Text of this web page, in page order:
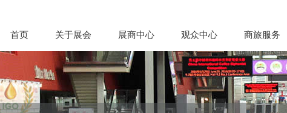
首页 关于展会 展商中心 观众中心 商旅服务